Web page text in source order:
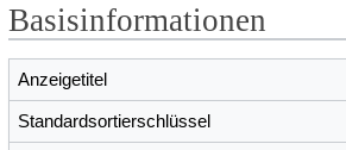
Basisinformationen
Anzeigetitel
Standardsortierschlüssel